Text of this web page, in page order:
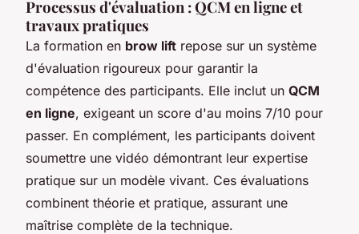
Processus d'évaluation : QCM en ligne et
travaux pratiques
La formation en brow lift repose sur un système
d'évaluation rigoureux pour garantir la
compétence des participants. Elle inclut un QCM
en ligne, exigeant un score d'au moins 7/10 pour
passer. En complément, les participants doivent
soumettre une vidéo démontrant leur expertise
pratique sur un modèle vivant. Ces évaluations
combinent théorie et pratique, assurant une
maîtrise complète de la technique.